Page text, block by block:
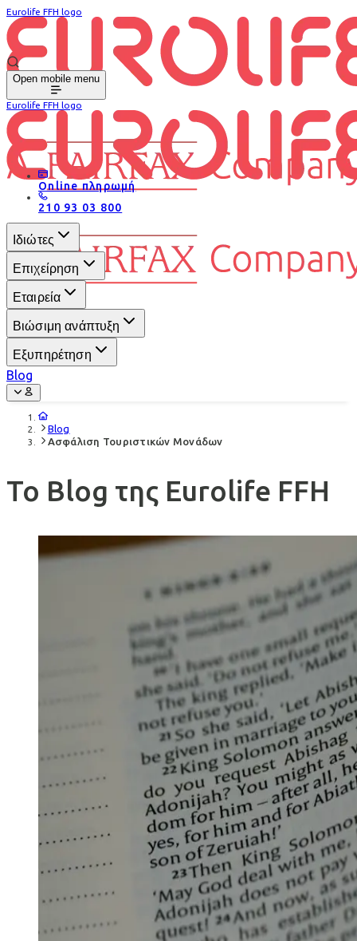
Eurolife FFH logo
Open mobile menu
Eurolife FFH logo
Online πληρωμή
210 93 03 800
Ιδιώτες
Επιχείρηση
Εταιρεία
Βιώσιμη ανάπτυξη
Εξυπηρέτηση
Blog
Blog
Ασφάλιση Τουριστικών Μονάδων
Το Blog της Eurolife FFH